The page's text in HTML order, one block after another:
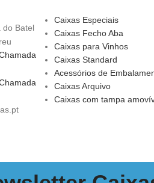
do Batel
Caixas Especiais
Caixas Fecho Aba
Caixas para Vinhos
Caixas Standard
Acessórios de
Caixas Arquivo
Caixas com tampa